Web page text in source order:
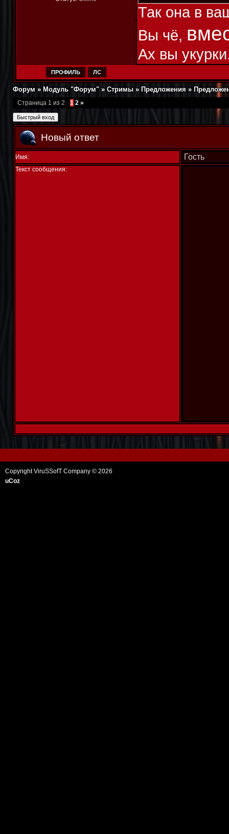
Так она в
Вы чё,
Ах вы
ПРОФИЛЬ ЛС
Форум » Модуль "Форум" » Стримы » Предложения »
Страница 1 из 2 1 2 »
Новый ответ
Имя:
Текст сообщения:
Copyright ViruSSofT Company © 2026
uCoz